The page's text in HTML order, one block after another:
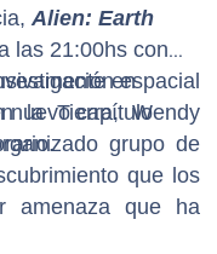
Alien: Earth
las 21:00hs con
en
nuevo capítulo
espacial
la Tierra, Wendy
grupo de
que los
amenaza que ha